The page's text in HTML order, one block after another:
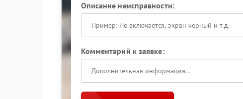
Описание неисправности:
Комментарий к заявке: